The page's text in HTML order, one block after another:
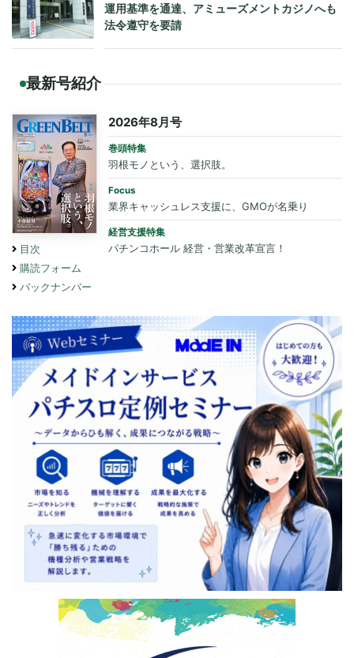
運用基準を通達、アミューズメントカジノへも
法令遵守を要請
最新号紹介
目次
購読フォーム
バックナンバー
2026年8月号
巻頭特集
羽根モノという、選択肢。
Focus
業界キャッシュレス支援に、GMOが名乗り
経営支援特集
パチンコホール 経営・営業改革宣言！